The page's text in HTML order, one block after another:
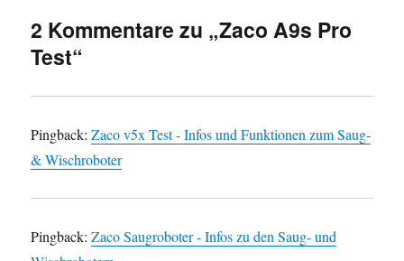
2 Kommentare zu „Zaco A9s Pro
Test“
Pingback:Zaco v5x Test - Infos und Funktionen zum Saug-
& Wischroboter
Pingback:Zaco Saugroboter - Infos zu den Saug- und